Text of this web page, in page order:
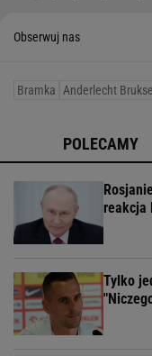
Obserwuj nas
Bramka Anderlecht
POLECAMY
reakcja
Tylko